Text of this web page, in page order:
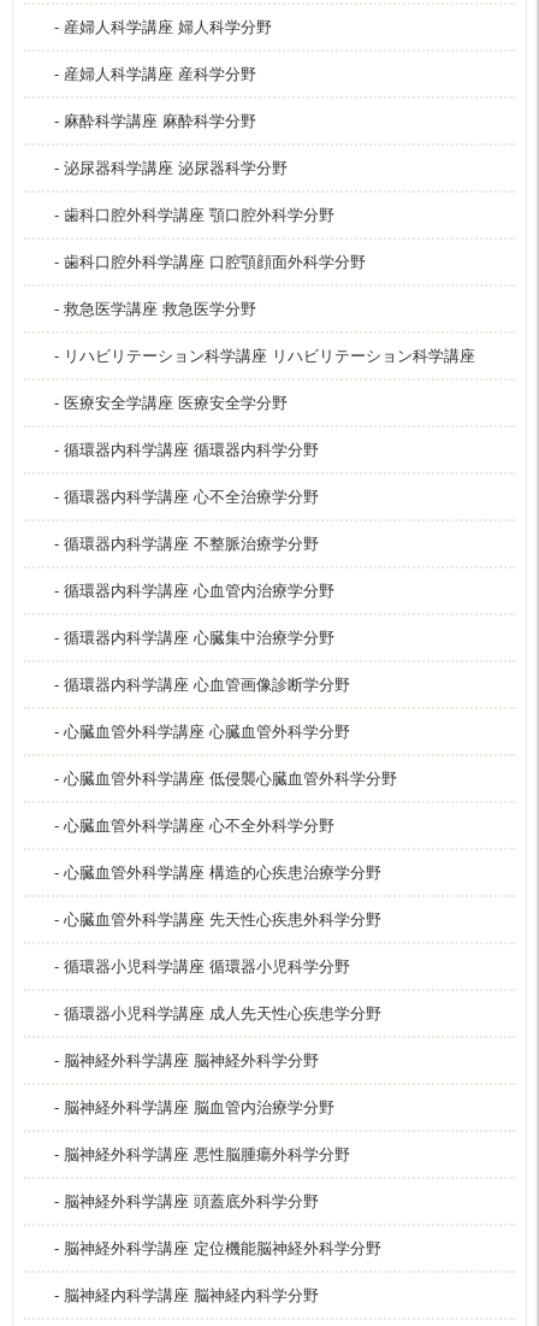
- 産婦人科学講座 婦人科学分野
- 産婦人科学講座 産科学分野
- 麻酔科学講座 麻酔科学分野
- 泌尿器科学講座 泌尿器科学分野
- 歯科口腔外科学講座 顎口腔外科学分野
- 歯科口腔外科学講座 口腔顎顔面外科学分野
- 救急医学講座 救急医学分野
- リハビリテーション科学講座 リハビリテーション科学講座
- 医療安全学講座 医療安全学分野
- 循環器内科学講座 循環器内科学分野
- 循環器内科学講座 心不全治療学分野
- 循環器内科学講座 不整脈治療学分野
- 循環器内科学講座 心血管内治療学分野
- 循環器内科学講座 心臓集中治療学分野
- 循環器内科学講座 心血管画像診断学分野
- 心臓血管外科学講座 心臓血管外科学分野
- 心臓血管外科学講座 低侵襲心臓血管外科学分野
- 心臓血管外科学講座 心不全外科学分野
- 心臓血管外科学講座 構造的心疾患治療学分野
- 心臓血管外科学講座 先天性心疾患外科学分野
- 循環器小児科学講座 循環器小児科学分野
- 循環器小児科学講座 成人先天性心疾患学分野
- 脳神経外科学講座 脳神経外科学分野
- 脳神経外科学講座 脳血管内治療学分野
- 脳神経外科学講座 悪性脳腫瘍外科学分野
- 脳神経外科学講座 頭蓋底外科学分野
- 脳神経外科学講座 定位機能脳神経外科学分野
- 脳神経内科学講座 脳神経内科学分野